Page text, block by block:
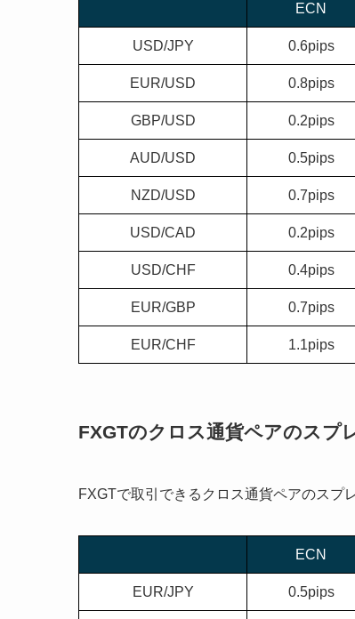
ECN
USD/JPY 0.6pips
EUR/USD 0.8pips
GBP/USD 0.2pips
AUD/USD 0.5pips
NZD/USD 0.7pips
USD/CAD 0.2pips
USD/CHF 0.4pips
EUR/GBP 0.7pips
EUR/CHF 1.1pips
FXGTのクロス通貨ペアのスプ
FXGTで取引できるクロス通貨ペアのスプ
ECN
EUR/JPY 0.5pips